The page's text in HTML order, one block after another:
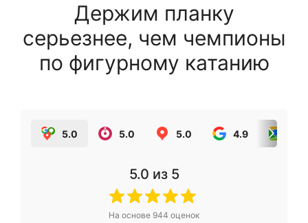
Держим планку
серьезнее, чем чемпионы
по фигурному катанию
5.0 5.0 5.0 4.9
5.0 из 5
На основе 944 оценок